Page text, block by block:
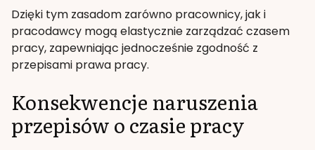
Dzięki tym zasadom zarówno pracownicy, jak i
pracodawcy mogą elastycznie zarządzać czasem
pracy, zapewniając jednocześnie zgodność z
przepisami prawa pracy.
Konsekwencje naruszenia
przepisów o czasie pracy